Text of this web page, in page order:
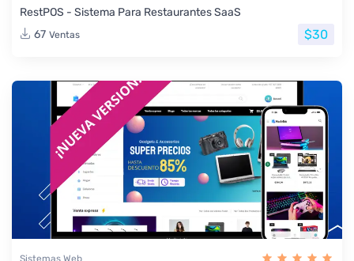
RestPOS - Sistema Para Restaurantes SaaS
67 Ventas $30
Sistemas Web